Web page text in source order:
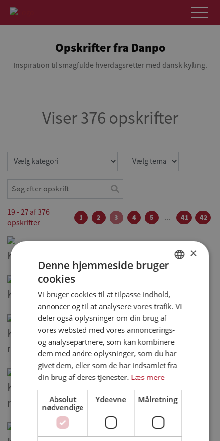
Opskrifter fra Danpo
Inspiration til smagfulde hverdagsretter med dansk kylling.
Viser 376 opskrifter
19 - 27 af 376
opskrifter
1 2 3 4 5 ... 41 42
Kyllingetournedos med kartoffelsalat
Kyllingerulle med nødder og druesalsa
Kyllingekarbonade med symfoni af
rodfrugter og dip
Kyllingefrikadeller med waldoffsalat og
ristede kartofler
ENGLISH
GERMAN
×
Denne hjemmeside bruger
cookies
Vi bruger cookies til at tilpasse indhold,
annoncer og til at analysere vores trafik. Vi
deler også oplysninger om din brug af
vores websted med vores annoncerings-
og analysepartnere, som kan kombinere
dem med andre oplysninger, som du har
givet dem, eller som de har indsamlet fra
din brug af deres tjenester. Læs mere
Absolut
nødvendige
Ydeevne Målretning